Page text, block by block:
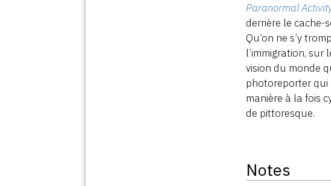
Paranormal
derrière le cache-
Qu’on ne s’y
l’immigration, sur
vision du monde
photoreporter qui
manière à la fois
de pittoresque.
Notes